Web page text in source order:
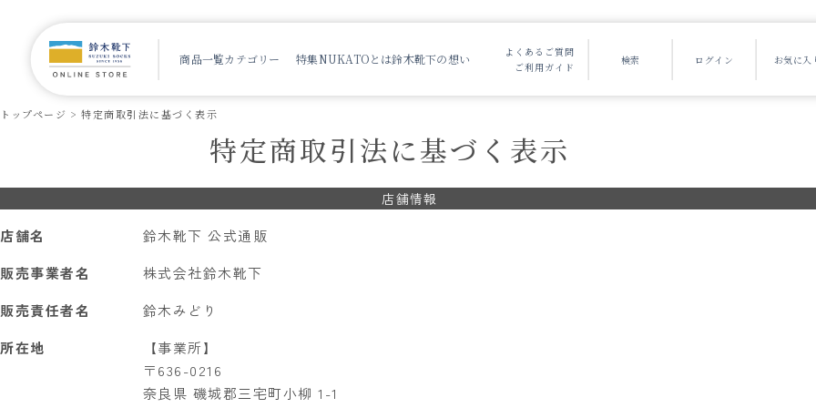
商品一覧カテゴリー 特集NUKATOとは鈴木靴下の想い
よくあるご質問
ご利用ガイド
トップページ 特定商取引法に基づく表示
特定商取引法に基づく表示
店舗情報
店舗名
鈴木靴下 公式通販
販売事業者名
株式会社鈴木靴下
販売責任者名
鈴木みどり
所在地
【事業所】
〒636-0216
奈良県 磯城郡三宅町小柳 1-1